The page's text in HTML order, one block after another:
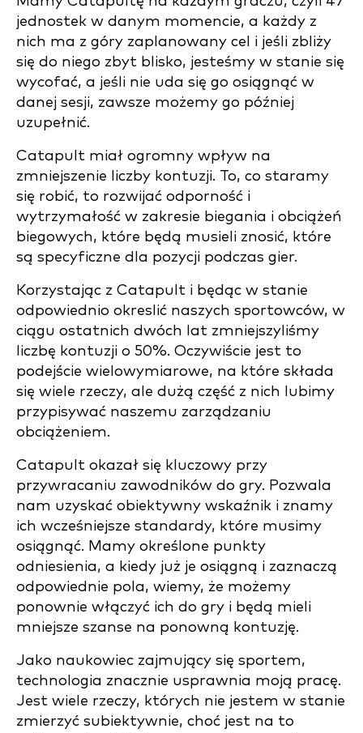
jednostek w danym momencie, a każdy z
nich ma z góry zaplanowany cel i jeśli zbliży
się do niego zbyt blisko, jesteśmy w stanie się
wycofać, a jeśli nie uda się go osiągnąć w
danej sesji, zawsze możemy go później
uzupełnić.
Catapult miał ogromny wpływ na
zmniejszenie liczby kontuzji. To, co staramy
się robić, to rozwijać odporność i
wytrzymałość w zakresie biegania i obciążeń
biegowych, które będą musieli znosić, które
są specyficzne dla pozycji podczas gier.
Korzystając z Catapult i będąc w stanie
odpowiednio okreslić naszych sportowców, w
ciągu ostatnich dwóch lat zmniejszyliśmy
liczbę kontuzji o 50%. Oczywiście jest to
podejście wielowymiarowe, na które składa
się wiele rzeczy, ale dużą część z nich lubimy
przypisywać naszemu zarządzaniu
obciążeniem.
Catapult okazał się kluczowy przy
przywracaniu zawodników do gry. Pozwala
nam uzyskać obiektywny wskaźnik i znamy
ich wcześniejsze standardy, które musimy
osiągnąć. Mamy określone punkty
odniesienia, a kiedy już je osiągną i zaznaczą
odpowiednie pola, wiemy, że możemy
ponownie włączyć ich do gry i będą mieli
mniejsze szanse na ponowną kontuzję.
Jako naukowiec zajmujący się sportem,
technologia znacznie usprawnia moją pracę.
Jest wiele rzeczy, których nie jestem w stanie
zmierzyć subiektywnie, choć jest na to